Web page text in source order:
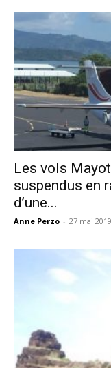
Les vols
suspendus en
d’une...
Anne Perzo - 27 mai 2019